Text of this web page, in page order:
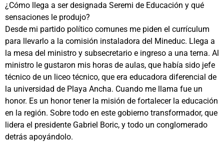
¿Cómo llega a ser designada Seremi de Educación y qué
sensaciones le produjo?
Desde mi partido político comunes me piden el currículum
para llevarlo a la comisión instaladora del Mineduc. Llega a
la mesa del ministro y subsecretario e ingreso a una terna. Al
ministro le gustaron mis horas de aulas, que había sido jefe
técnico de un liceo técnico, que era educadora diferencial de
la universidad de Playa Ancha. Cuando me llama fue un
honor. Es un honor tener la misión de fortalecer la educación
en la región. Sobre todo en este gobierno transformador, que
lidera el presidente Gabriel Boric, y todo un conglomerado
detrás apoyándolo.